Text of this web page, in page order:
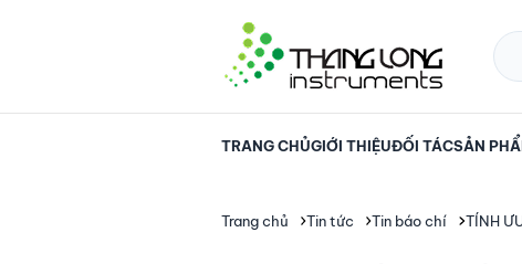
TRANG CHỦGIỚI THIỆUĐỐI TÁCSẢN
Trang chủ Tin tức Tin báo chí TÍNH